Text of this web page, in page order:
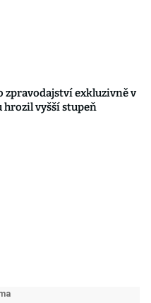
zpravodajství exkluzivně v
hrozil vyšší stupeň